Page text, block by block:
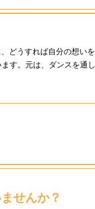
どうすれば自分の想い
す。元は、ダンスを通
せんか？